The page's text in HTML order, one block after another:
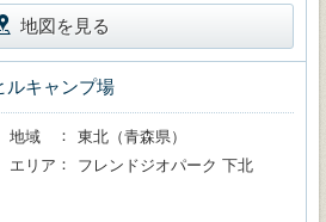
地図を見る
ルキャンプ場
地域
東北（青森県）
エリア
フレンドジオパーク 下北